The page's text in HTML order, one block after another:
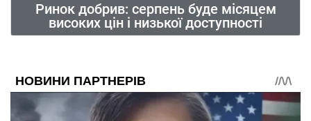
Ринок добрив: серпень буде місяцем
високих цін і низької доступності